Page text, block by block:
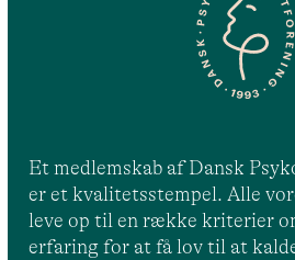
Et medlemskab af Dansk
er et kvalitetsstempel. Alle
leve op til en række kriterier
erfaring for at få lov til at